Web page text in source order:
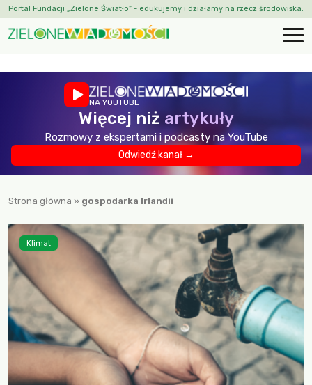
Portal Fundacji „Zielone Światło” - edukujemy i działamy na rzecz środowiska.
NA YOUTUBE
Więcej niż artykuły
Rozmowy z ekspertami i podcasty na YouTube
Odwiedź kanał →
Strona główna » gospodarka Irlandii
Klimat